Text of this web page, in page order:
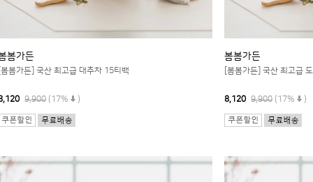
봄가든
봄가든] 국산 최고급 대추차 15티백
9,900 (17% )
봄봄가든
[봄봄가든] 국산 최고급
8,120 9,900 (17% )